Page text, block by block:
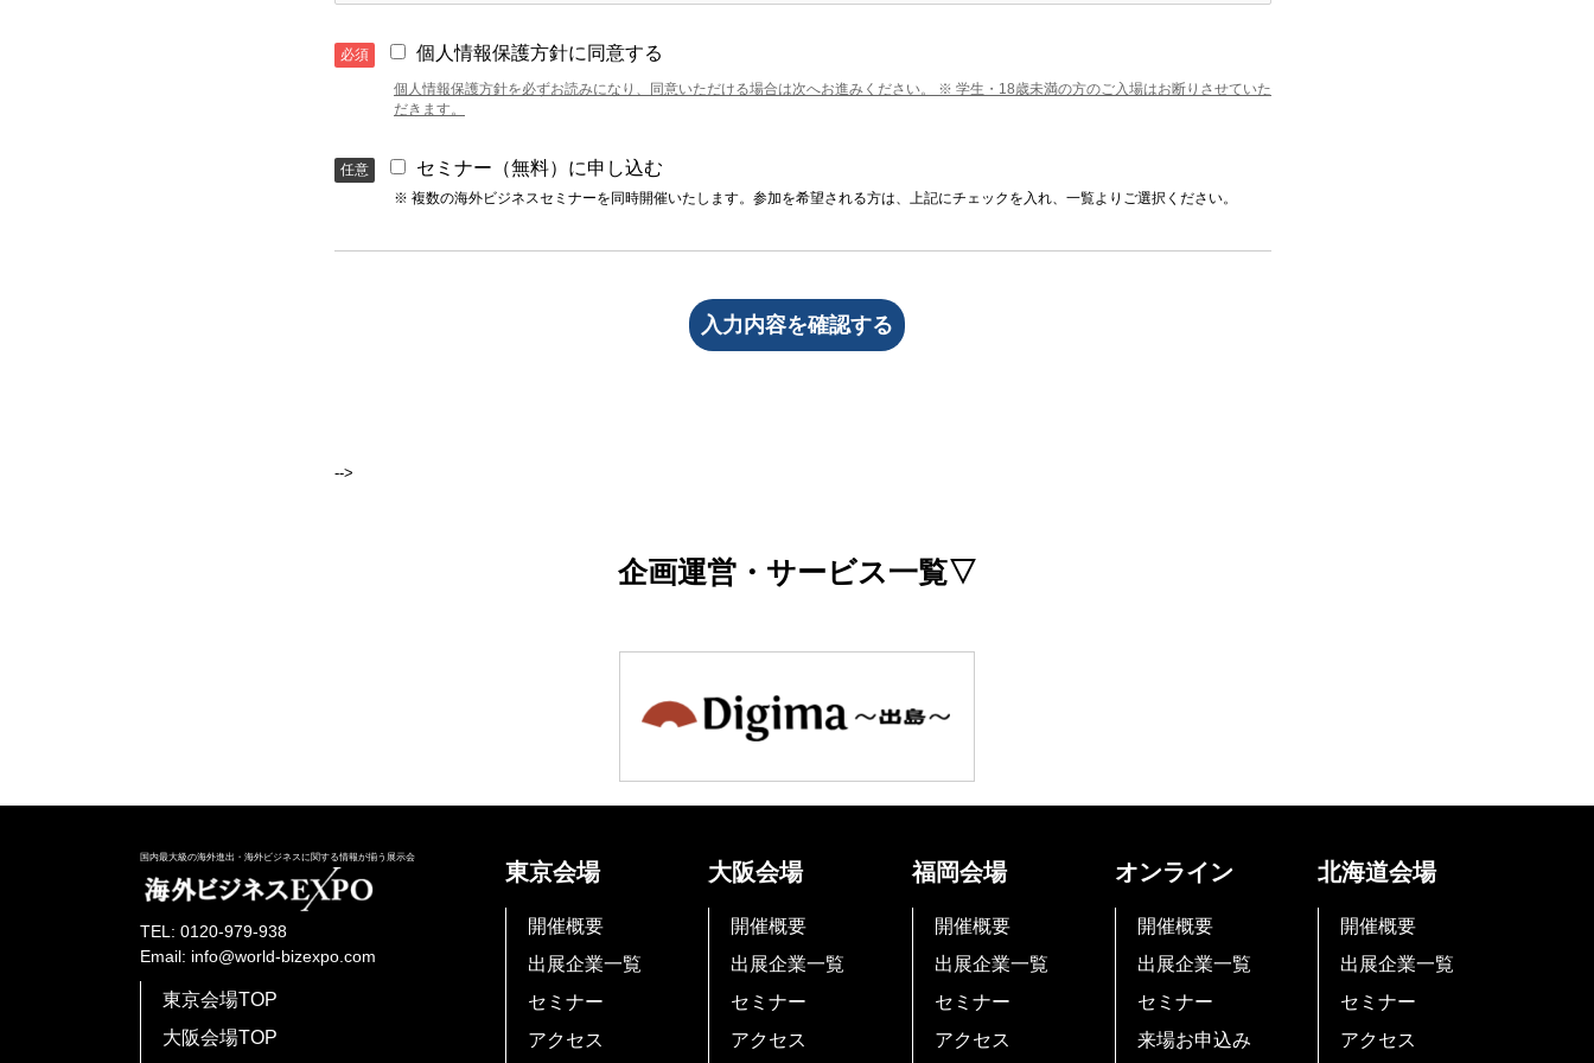
必須 個人情報保護方針に同意する
個人情報保護方針を必ずお読みになり、同意いただける場合は次へお進みください。 ※ 学生・18歳未満の方のご入場はお断りさせていた
だきます。
任意 セミナー（無料）に申し込む
※ 複数の海外ビジネスセミナーを同時開催いたします。参加を希望される方は、上記にチェックを入れ、一覧よりご選択ください。
-->
企画運営・サービス一覧▽
国内最大級の海外進出・海外ビジネスに関する情報が揃う展示会
TEL: 0120-979-938
Email: info@world-bizexpo.com
東京会場TOP
大阪会場TOP
東京会場
開催概要
出展企業一覧
セミナー
アクセス
大阪会場
開催概要
出展企業一覧
セミナー
アクセス
福岡会場
開催概要
出展企業一覧
セミナー
アクセス
オンライン
開催概要
出展企業一覧
セミナー
来場お申込み
北海道会場
開催概要
出展企業一覧
セミナー
アクセス